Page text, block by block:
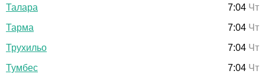
Талара
7:04 Чт
Тарма
7:04 Чт
Трухильо
7:04 Чт
Тумбес
7:04 Чт